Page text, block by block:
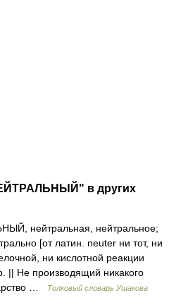
в других
нейтральная, нейтральное;
[от латин. neuter ни тот, ни
ни кислотной реакции
|| Не производящий никакого
…
Толковый словарь Ушакова